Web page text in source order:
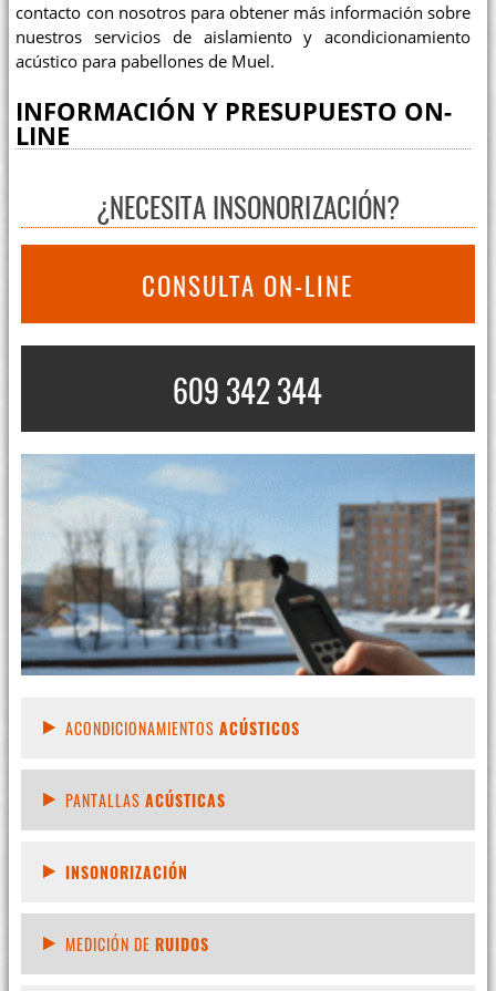
contacto con nosotros para obtener más información sobre
nuestros servicios de aislamiento y acondicionamiento
acústico para pabellones de Muel.
INFORMACIÓN Y PRESUPUESTO ON-
LINE
¿NECESITA INSONORIZACIÓN?
CONSULTA ON-LINE
609 342 344
ACONDICIONAMIENTOS ACÚSTICOS
PANTALLAS ACÚSTICAS
INSONORIZACIÓN
MEDICIÓN DE RUIDOS